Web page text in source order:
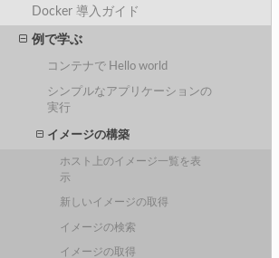
Docker 導入ガイド
例で学ぶ
コンテナで Hello world
シンプルなアプリケーションの
実行
イメージの構築
ホスト上のイメージ一覧を表
示
新しいイメージの取得
イメージの検索
イメージの取得